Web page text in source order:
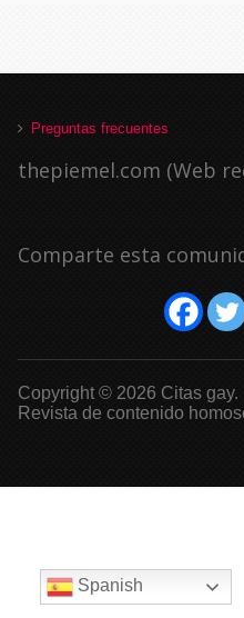
Preguntas frecuentes
thepiemel.com (Web
Comparte esta
Copyright © 2026 Citas gay.
Revista de contenido
Spanish